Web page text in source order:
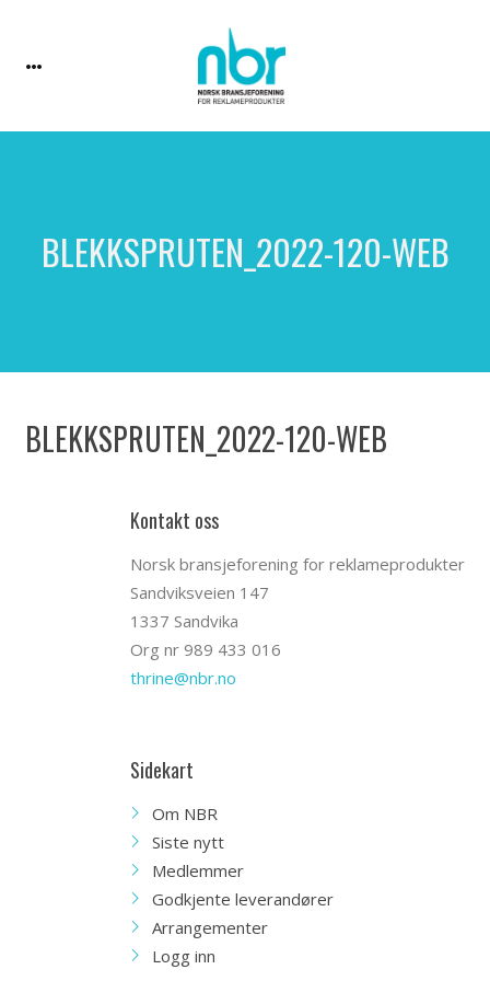
BLEKKSPRUTEN_2022-120-WEB
BLEKKSPRUTEN_2022-120-WEB
Kontakt oss
Norsk bransjeforening for reklameprodukter
Sandviksveien 147
1337 Sandvika
Org nr 989 433 016
thrine@nbr.no
Sidekart
Om NBR
Siste nytt
Medlemmer
Godkjente leverandører
Arrangementer
Logg inn